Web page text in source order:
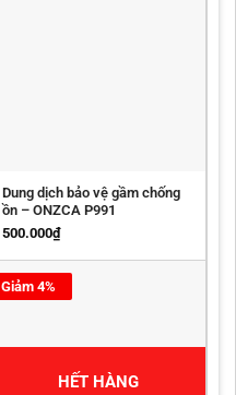
Dung dịch bảo vệ gầm chống
ồn – ONZCA P991
500.000₫
Giảm 4%
HẾT HÀNG